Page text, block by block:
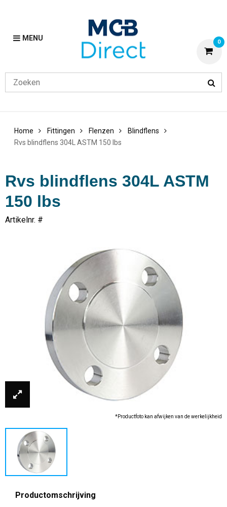
MENU 0
Home Fittingen Flenzen
Blindflens
Rvs blindflens 304L ASTM 150 lbs
Rvs blindflens 304L ASTM
150 lbs
Artikelnr. #
*Productfoto kan afwijken van de werkelijkheid
Productomschrijving